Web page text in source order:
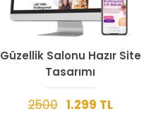
Güzellik Salonu Hazır Site
Tasarımı
2500 1.299 TL